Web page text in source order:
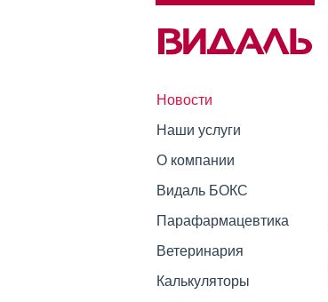
Новости
Наши услуги
О компании
Видаль БОКС
Парафармацевтика
Ветеринария
Калькуляторы